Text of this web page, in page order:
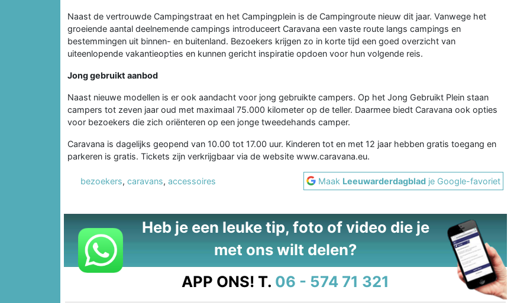
Naast de vertrouwde Campingstraat en het Campingplein is de Campingroute nieuw dit jaar. Vanwege het
groeiende aantal deelnemende campings introduceert Caravana een vaste route langs campings en
bestemmingen uit binnen- en buitenland. Bezoekers krijgen zo in korte tijd een goed overzicht van
uiteenlopende vakantieopties en kunnen gericht inspiratie opdoen voor hun volgende reis.
Jong gebruikt aanbod
Naast nieuwe modellen is er ook aandacht voor jong gebruikte campers. Op het Jong Gebruikt Plein staan
campers tot zeven jaar oud met maximaal 75.000 kilometer op de teller. Daarmee biedt Caravana ook opties
voor bezoekers die zich oriënteren op een jonge tweedehands camper.
Caravana is dagelijks geopend van 10.00 tot 17.00 uur. Kinderen tot en met 12 jaar hebben gratis toegang en
parkeren is gratis. Tickets zijn verkrijgbaar via de website www.caravana.eu.
bezoekers, caravans, accessoires Maak Leeuwarderdagblad je Google-favoriet
Heb je een leuke tip, foto of video die je
met ons wilt delen?
APP ONS! T. 06 - 574 71 321